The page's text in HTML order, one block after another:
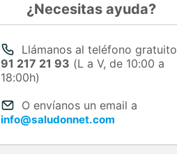
¿Necesitas ayuda?
Llámanos al teléfono gratuito
91 217 21 93 (L a V, de 10:00 a
18:00h)
O envíanos un email a
info@saludonnet.com